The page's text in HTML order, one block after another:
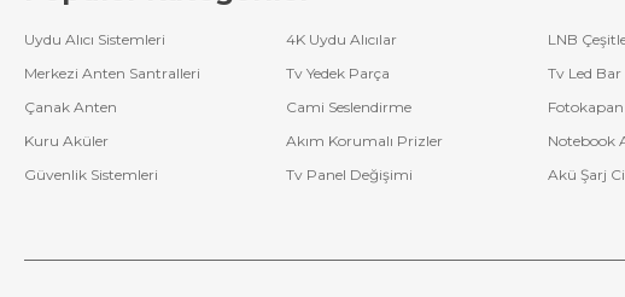
Uydu Alıcı Sistemleri 4K Uydu Alıcılar LNB
Merkezi Anten Santralleri
Tv Yedek Parça Tv Led Bar
Çanak Anten
Cami Seslendirme Fotokapan
Kuru Aküler
Akım Korumalı Prizler Notebook
Güvenlik Sistemleri
Tv Panel Değişimi Akü Şarj